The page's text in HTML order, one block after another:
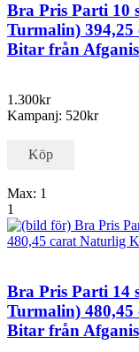
Bra Pris Parti 10
Turmalin)
Bitar från
1.300kr
Kampanj: 520kr
Köp
Max: 1
1
Bra Pris Parti 14
Turmalin)
Bitar från